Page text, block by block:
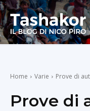
Home Varie Prove di
Prove di